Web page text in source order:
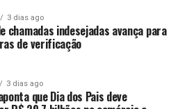
3 dias ago
chamadas indesejadas avança para
de verificação
3 dias ago
que Dia dos Pais deve